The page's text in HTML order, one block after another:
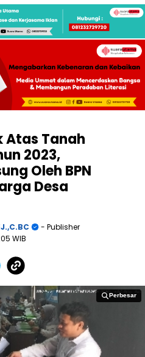
Atas Tanah
2023,
Oleh BPN
Desa
- Publisher
WIB
Perbesar
Perbesar